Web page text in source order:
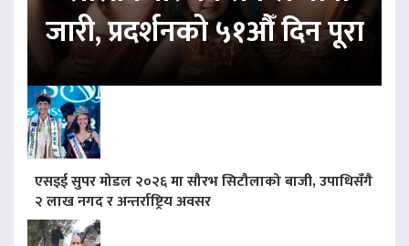
जारी, प्रदर्शनको ५१औँ दिन पूरा
एसइई सुपर मोडल २०२६ मा सौरभ सिटौलाको बाजी, उपाधिसँगै
२ लाख नगद र अन्तर्राष्ट्रिय अवसर